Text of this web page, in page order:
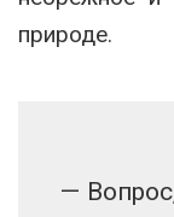
природе.
—